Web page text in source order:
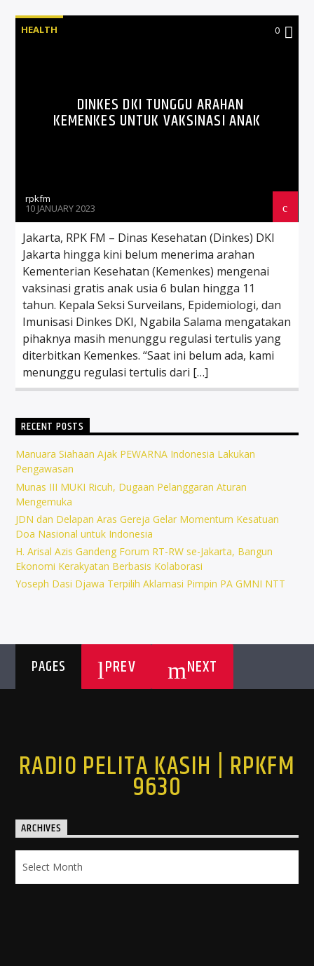
HEALTH 0
DINKES DKI TUNGGU ARAHAN
KEMENKES UNTUK VAKSINASI ANAK
rpkfm
10 JANUARY 2023
Jakarta, RPK FM – Dinas Kesehatan (Dinkes) DKI
Jakarta hingga kini belum menerima arahan
Kementerian Kesehatan (Kemenkes) mengenai
vaksinasi gratis anak usia 6 bulan hingga 11
tahun. Kepala Seksi Surveilans, Epidemiologi, dan
Imunisasi Dinkes DKI, Ngabila Salama mengatakan
pihaknya masih menunggu regulasi tertulis yang
diterbitkan Kemenkes. “Saat ini belum ada, kami
menunggu regulasi tertulis dari […]
RECENT POSTS
Manuara Siahaan Ajak PEWARNA Indonesia Lakukan
Pengawasan
Munas III MUKI Ricuh, Dugaan Pelanggaran Aturan
Mengemuka
JDN dan Delapan Aras Gereja Gelar Momentum Kesatuan
Doa Nasional untuk Indonesia
H. Arisal Azis Gandeng Forum RT-RW se-Jakarta, Bangun
Ekonomi Kerakyatan Berbasis Kolaborasi
Yoseph Dasi Djawa Terpilih Aklamasi Pimpin PA GMNI NTT
PAGES PREV NEXT
RADIO PELITA KASIH | RPKFM
9630
ARCHIVES